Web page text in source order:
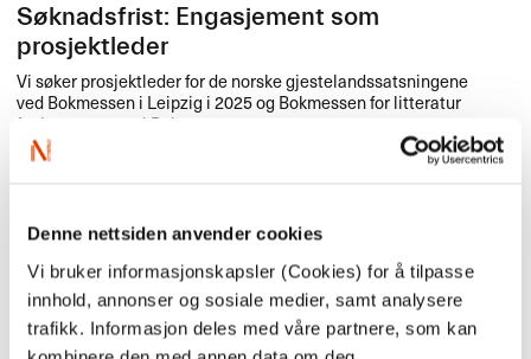
Denne nettsiden anvender cookies
Vi bruker informasjonskapsler (Cookies) for å tilpasse
innhold, annonser og sosiale medier, samt analysere
trafikk. Informasjon deles med våre partnere, som kan
Søknadsfrist: Engasjement som
prosjektleder
Vi søker prosjektleder for de norske gjestelandssatsningene
ved Bokmessen i Leipzig i 2025 og Bokmessen for litteratur
for barn og unge i Bologna 2026.
Oslo
Fellowship i Oslo - Skjønnlitteratur for
voksne
4.-7. juni går NORLAs Fellowship av stabelen, denne gang i